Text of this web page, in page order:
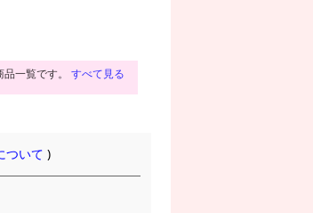
一覧です。 すべて見る
ついて )